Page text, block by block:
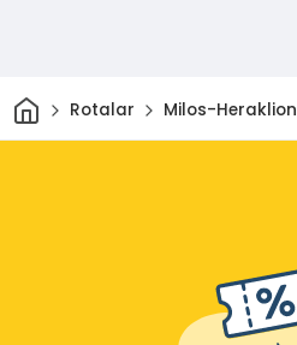
Ev Rotalar Milos-Heraklion